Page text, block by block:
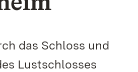
das Schloss und
Lustschlosses